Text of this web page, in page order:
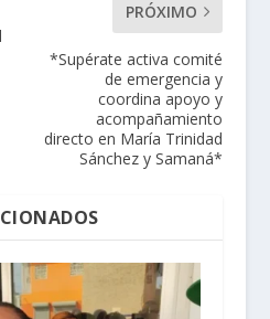
PRÓXIMO
*Supérate activa comité
de emergencia y
coordina apoyo y
acompañamiento
directo en María Trinidad
Sánchez y Samaná*